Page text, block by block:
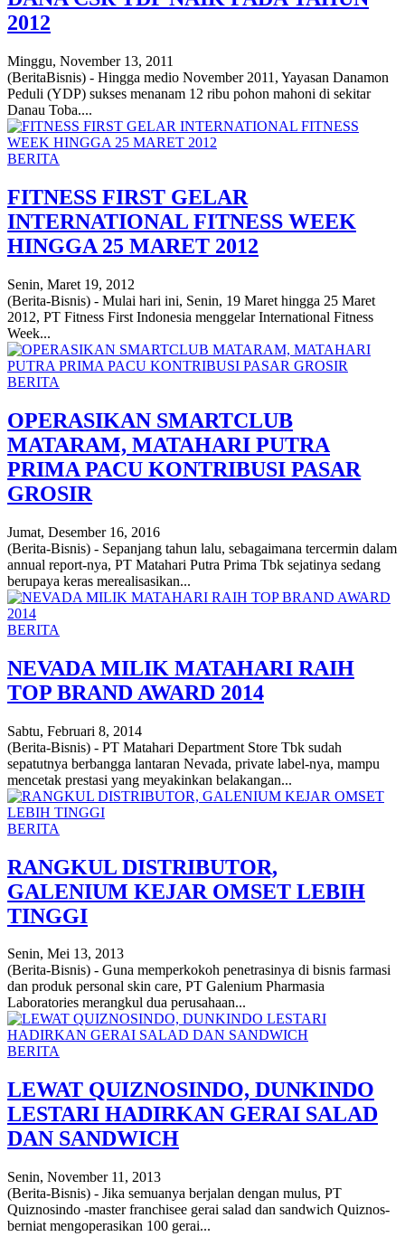
2012
Minggu, November 13, 2011
(BeritaBisnis) - Hingga medio November 2011, Yayasan Danamon
Peduli (YDP) sukses menanam 12 ribu pohon mahoni di sekitar
Danau Toba....
BERITA
FITNESS FIRST GELAR
INTERNATIONAL FITNESS WEEK
HINGGA 25 MARET 2012
Senin, Maret 19, 2012
(Berita-Bisnis) - Mulai hari ini, Senin, 19 Maret hingga 25 Maret
2012, PT Fitness First Indonesia menggelar International Fitness
Week...
BERITA
OPERASIKAN SMARTCLUB
MATARAM, MATAHARI PUTRA
PRIMA PACU KONTRIBUSI PASAR
GROSIR
Jumat, Desember 16, 2016
(Berita-Bisnis) - Sepanjang tahun lalu, sebagaimana tercermin dalam
annual report-nya, PT Matahari Putra Prima Tbk sejatinya sedang
berupaya keras merealisasikan...
BERITA
NEVADA MILIK MATAHARI RAIH
TOP BRAND AWARD 2014
Sabtu, Februari 8, 2014
(Berita-Bisnis) - PT Matahari Department Store Tbk sudah
sepatutnya berbangga lantaran Nevada, private label-nya, mampu
mencetak prestasi yang meyakinkan belakangan...
BERITA
RANGKUL DISTRIBUTOR,
GALENIUM KEJAR OMSET LEBIH
TINGGI
Senin, Mei 13, 2013
(Berita-Bisnis) - Guna memperkokoh penetrasinya di bisnis farmasi
dan produk personal skin care, PT Galenium Pharmasia
Laboratories merangkul dua perusahaan...
BERITA
LEWAT QUIZNOSINDO, DUNKINDO
LESTARI HADIRKAN GERAI SALAD
DAN SANDWICH
Senin, November 11, 2013
(Berita-Bisnis) - Jika semuanya berjalan dengan mulus, PT
Quiznosindo -master franchisee gerai salad dan sandwich Quiznos-
berniat mengoperasikan 100 gerai...